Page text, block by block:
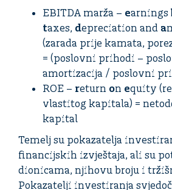
EBITDA marža – earnings
taxes, depreciation and a
(zarada prije kamata,
= (poslovni prihodi –
amortizacija / poslovni
ROE – return on equity
vlastitog kapitala) =
kapital
Temelj su pokazatelja
financijskih izvještaja, ali su
dionicama, njihovu broju i
Pokazatelji investiranja